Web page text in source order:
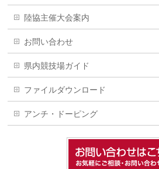
陸協主催大会案内
お問い合わせ
県内競技場ガイド
ファイルダウンロード
アンチ・ドーピング